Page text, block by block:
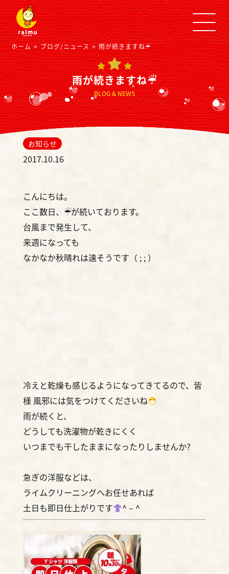
ホーム ブログ/ニュース 雨が続きますね☔︎
雨が続きますね☔︎
BLOG & NEWS
お知らせ
2017.10.16
こんにちは。
ここ数日、☔︎が続いております。
台風まで発生して、
来週になっても
なかなか秋晴れは遠そうです（ ; ; ）
冷えと乾燥も感じるようになってきてるので、皆
様 風邪には気をつけてくださいね
雨が続くと、
どうしても洗濯物が乾きにくく
いつまでも干したままになったりしませんか?
急ぎの洋服などは、
ライムクリーニングへお任せあれば
土日も即日仕上がりです
^ – ^